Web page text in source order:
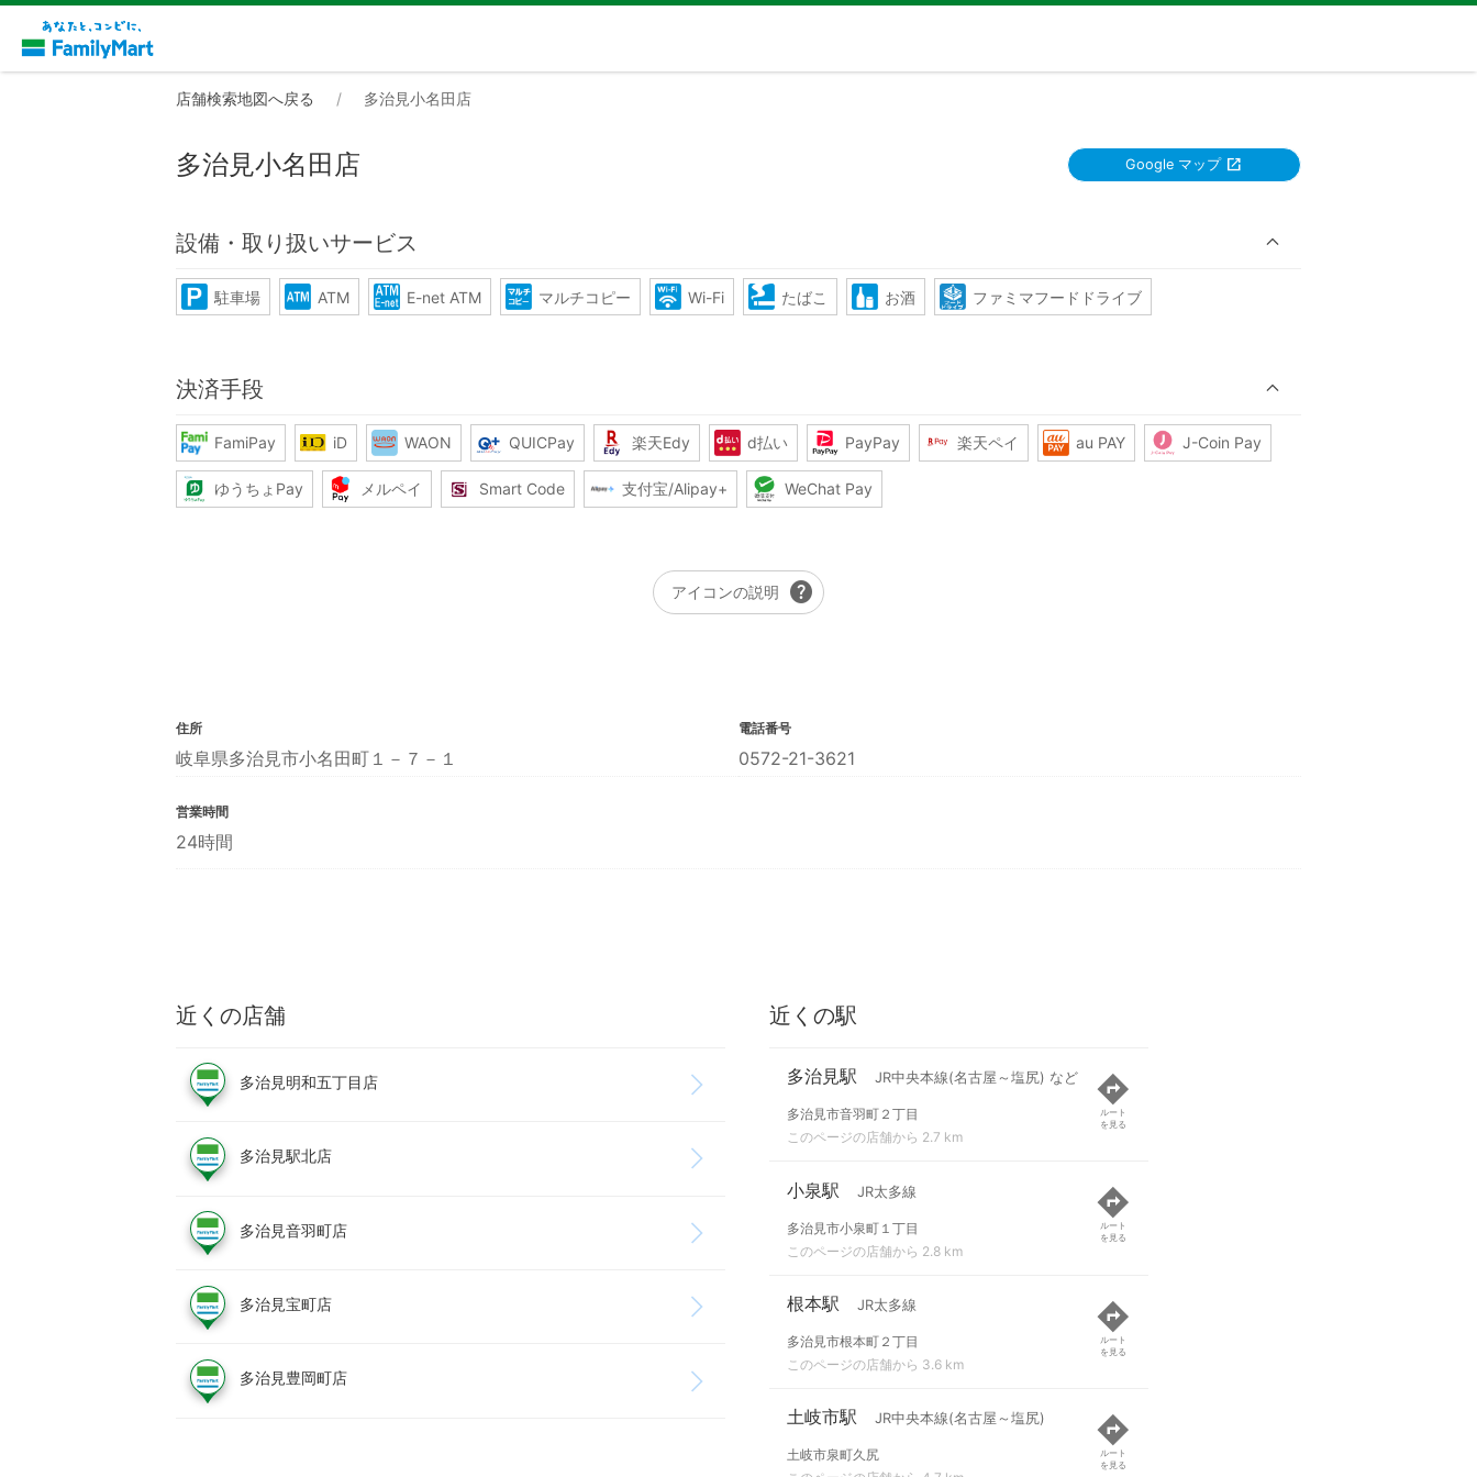
店舗検索地図へ戻る 多治見小名田店
多治見小名田店 Google マップ
設備・取り扱いサービス
駐車場 ATM E-net ATM マルチコピー Wi-Fi たばこ お酒 ファミマフードドライブ
決済手段
FamiPay iD WAON QUICPay 楽天Edy d払い PayPay 楽天ペイ au PAY J-Coin Pay
ゆうちょPay メルペイ Smart Code 支付宝/Alipay+ WeChat Pay
アイコンの説明 help
住所
岐阜県多治見市小名田町１－７－１
電話番号
0572-21-3621
営業時間
24時間
近くの店舗
多治見明和五丁目店
多治見駅北店
多治見音羽町店
多治見宝町店
多治見豊岡町店
近くの駅
多治見駅 JR中央本線(名古屋～塩尻) など
多治見市音羽町２丁目
このページの店舗から 2.7 km
ルート
を見る
小泉駅 JR太多線
多治見市小泉町１丁目
このページの店舗から 2.8 km
ルート
を見る
根本駅 JR太多線
多治見市根本町２丁目
このページの店舗から 3.6 km
ルート
を見る
土岐市駅 JR中央本線(名古屋～塩尻)
土岐市泉町久尻
ルート
を見る